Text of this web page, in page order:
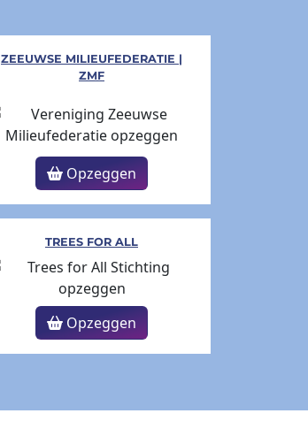
ZEEUWSE MILIEUFEDERATIE |
ZMF
Opzeggen
TREES FOR ALL
Opzeggen